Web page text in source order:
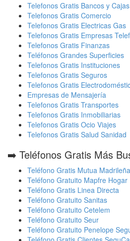
Telefonos Gratis Bancos y Cajas
Telefonos Gratis Comercio
Telefonos Gratis Electricas Gas
Telefonos Gratis Empresas
Telefonos Gratis Finanzas
Teléfonos Grandes Superficies
Telefonos Gratis Instituciones
Telefonos Gratis Seguros
Telefonos Gratis
Empresas de Mensajería
Telefonos Gratis Transportes
Telefonos Gratis Inmobiliarias
Telefonos Gratis Ocio Viajes
Telefonos Gratis Salud Sanidad
➡️ Teléfonos Gratis Más
Teléfono Gratis Mutua Madrileña
Teléfono Gratuito Mapfre Hogar
Teléfono Gratis Linea Directa
Teléfono Gratuito Sanitas
Teléfono Gratuito Cetelem
Teléfono Gratuito Seur
Teléfono Gratuito Penelope